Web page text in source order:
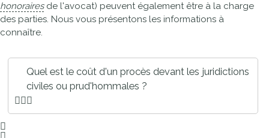
honorairesde l'avocat) peuvent également être à la charge
des parties. Nous vous présentons les informations à
connaître.
Quel est le coût d'un procès devant les juridictions
civiles ou prud'hommales ?